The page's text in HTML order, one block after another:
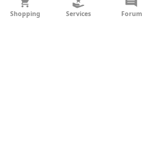
Shopping Services Forum